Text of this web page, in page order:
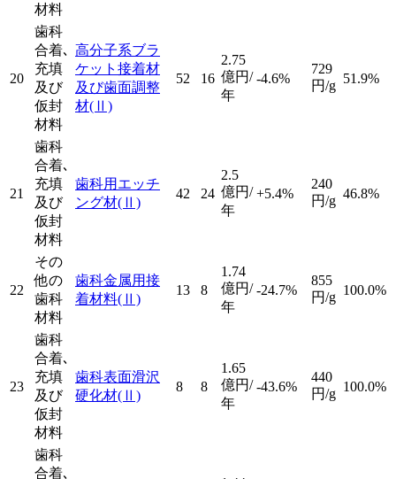
材料
20
歯科
合着､
充填
及び
仮封
材料
高分子系ブラ
ケット接着材
及び歯面調整
材(Ⅱ)
52 16
2.75
億円/
年
-4.6%
729
円/g 51.9%
21
歯科
合着､
充填
及び
仮封
材料
歯科用エッチ
ング材(Ⅱ)
42 24
2.5
億円/
年
+5.4%
240
円/g 46.8%
22
その
他の
歯科
材料
歯科金属用接
着材料(Ⅱ)
13 8
1.74
億円/
年
-24.7%
855
円/g 100.0%
23
歯科
合着､
充填
及び
仮封
材料
歯科表面滑沢
硬化材(Ⅱ)
8 8
1.65
億円/
年
-43.6%
440
円/g 100.0%
歯科
合着､